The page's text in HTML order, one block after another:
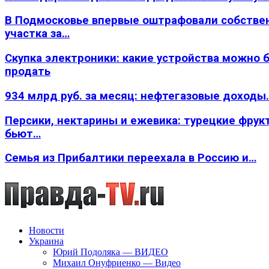
В Подмосковье впервые оштрафовали
участка за…
Скупка электроники: какие устройства можно
продать
934 млрд руб. за месяц: нефтегазовые
Персики, нектарины и ежевика: турецкие
бьют…
Семья из Прибалтики переехала в Россию и…
Новости
Украина
Юрий Подоляка — ВИДЕО
Михаил Онуфриенко — Видео